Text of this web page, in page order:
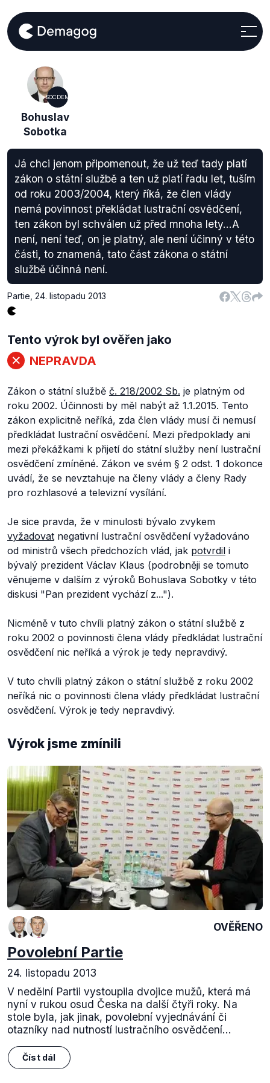
SOCDEM
Bohuslav
Sobotka
Já chci jenom připomenout, že už teď tady platí
zákon o státní službě a ten už platí řadu let, tuším
od roku 2003/2004, který říká, že člen vlády
nemá povinnost překládat lustrační osvědčení,
ten zákon byl schválen už před mnoha lety...A
není, není teď, on je platný, ale není účinný v této
části, to znamená, tato část zákona o státní
službě účinná není.
Partie 24. listopadu 2013
Tento výrok byl ověřen jako
NEPRAVDA
Zákon o státní službě č. 218/2002 Sb. je platným od
roku 2002. Účinnosti by měl nabýt až 1.1.2015. Tento
zákon explicitně neříká, zda člen vlády musí či nemusí
předkládat lustrační osvědčení. Mezi předpoklady ani
mezi překážkami k přijetí do státní služby není lustrační
osvědčení zmíněné. Zákon ve svém § 2 odst. 1 dokonce
uvádí, že se nevztahuje na členy vlády a členy Rady
pro rozhlasové a televizní vysílání.
Je sice pravda, že v minulosti bývalo zvykem
vyžadovat negativní lustrační osvědčení vyžadováno
od ministrů všech předchozích vlád, jak potvrdil i
bývalý prezident Václav Klaus (podrobněji se tomuto
věnujeme v dalším z výroků Bohuslava Sobotky v této
diskusi "Pan prezident vychází z...").
Nicméně v tuto chvíli platný zákon o státní službě z
roku 2002 o povinnosti člena vlády předkládat lustrační
osvědčení nic neříká a výrok je tedy nepravdivý.
V tuto chvíli platný zákon o státní službě z roku 2002
neříká nic o povinnosti člena vlády předkládat lustrační
osvědčení. Výrok je tedy nepravdivý.
Výrok jsme zmínili
OVĚŘENO
Povolební Partie
24. listopadu 2013
V nedělní Partii vystoupila dvojice mužů, která má
nyní v rukou osud Česka na další čtyři roky. Na
stole byla, jak jinak, povolební vyjednávání či
otazníky nad nutností lustračního osvědčení...
Číst dál